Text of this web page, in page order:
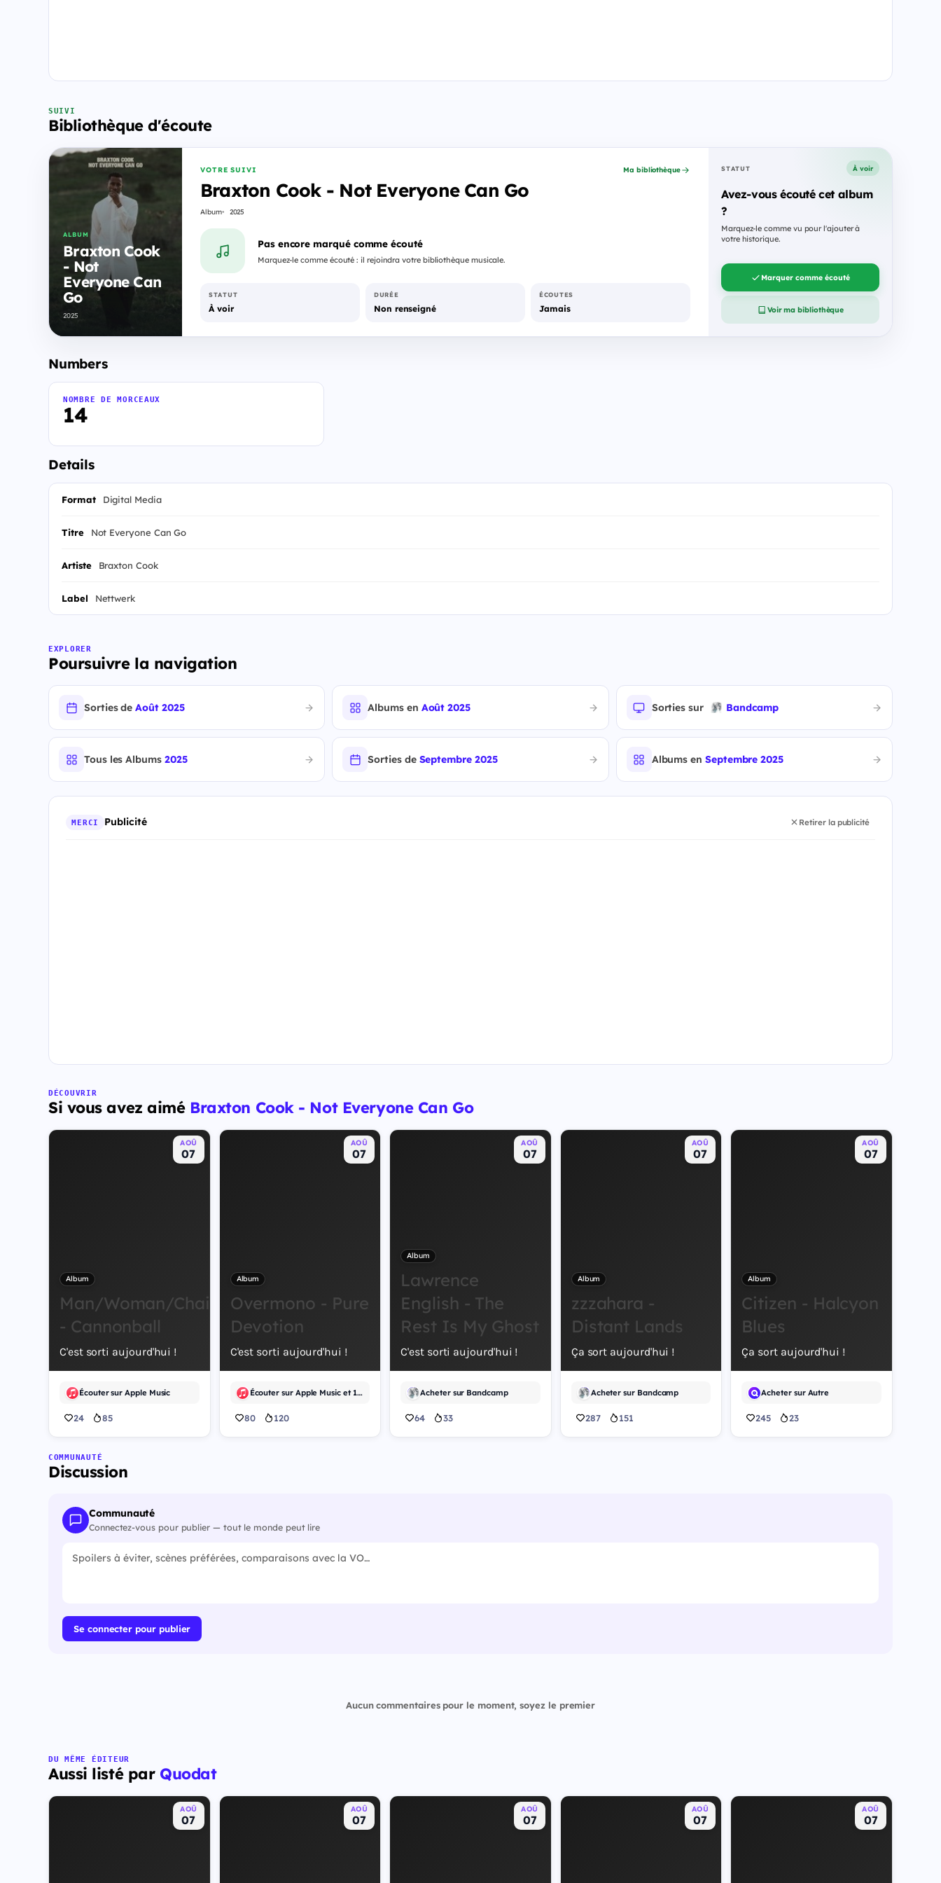
SUIVI
Bibliothèque d'écoute
ALBUM
Braxton Cook
- Not
Everyone Can
Go
2025
VOTRE SUIVI
Braxton Cook - Not Everyone Can Go
Album 2025
Ma bibliothèque
Pas encore marqué comme écouté
Marquez-le comme écouté : il rejoindra votre bibliothèque musicale.
STATUT
À voir
DURÉE
Non renseigné
ÉCOUTES
Jamais
STATUT À voir
Avez-vous écouté cet album
?
Marquez-le comme vu pour l'ajouter à
votre historique.
Marquer comme écouté
Voir ma bibliothèque
Numbers
14
NOMBRE DE MORCEAUX
Details
Format Digital Media
Titre Not Everyone Can Go
Artiste Braxton Cook
Label Nettwerk
EXPLORER
Poursuivre la navigation
Sorties deAoût 2025 Albums en Août 2025 Sorties sur Bandcamp
Tous les Albums 2025 Sorties de Septembre 2025 Albums en Septembre 2025
MERCI Publicité Retirer la publicité
DÉCOUVRIR
Si vous avez aimé Braxton Cook - Not Everyone Can Go
AOÛ
07
Album
Man/Woman/Chainsaw
- Cannonball
C'est sorti aujourd'hui !
Écouter sur Apple Music
24 85
AOÛ
07
Album
Overmono - Pure
Devotion
C'est sorti aujourd'hui !
Écouter sur Apple Music et 1 autre
80 120
AOÛ
07
Album
Lawrence
English - The
Rest Is My Ghost
C'est sorti aujourd'hui !
Acheter sur Bandcamp
64 33
AOÛ
07
Album
zzzahara -
Distant Lands
Ça sort aujourd'hui !
Acheter sur Bandcamp
287 151
AOÛ
07
Album
Citizen - Halcyon
Blues
Ça sort aujourd'hui !
Acheter sur Autre
245 23
COMMUNAUTÉ
Discussion
Communauté
Connectez-vous pour publier — tout le monde peut lire
Se connecter pour publier
Aucun commentaires pour le moment, soyez le premier
DU MÊME ÉDITEUR
Aussi listé par Quodat
AOÛ
07
AOÛ
07
AOÛ
07
AOÛ
07
AOÛ
07